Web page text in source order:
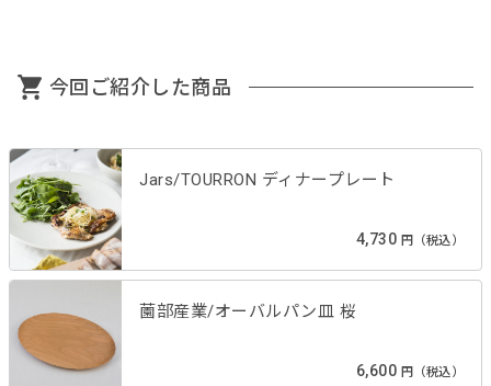
今回ご紹介した商品
Jars/TOURRON ディナープレート
4,730 円（税込）
薗部産業/オーバルパン皿 桜
6,600 円（税込）